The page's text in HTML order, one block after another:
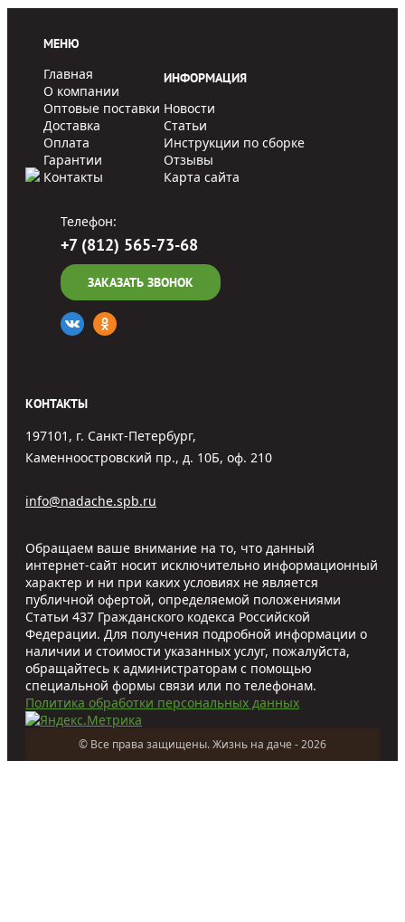
МЕНЮ
Главная
О компании
Оптовые поставки
Доставка
Оплата
Гарантии
Контакты
ИНФОРМАЦИЯ
Новости
Статьи
Инструкции по сборке
Отзывы
Карта сайта
Телефон:
+7 (812) 565-73-68
ЗАКАЗАТЬ ЗВОНОК
КОНТАКТЫ
197101, г. Санкт-Петербург,
Каменноостровский пр., д. 10Б, оф. 210
info@nadache.spb.ru
Обращаем ваше внимание на то, что данный
интернет-сайт носит исключительно информационный
характер и ни при каких условиях не является
публичной офертой, определяемой положениями
Статьи 437 Гражданского кодекса Российской
Федерации. Для получения подробной информации о
наличии и стоимости указанных услуг, пожалуйста,
обращайтесь к администраторам с помощью
специальной формы связи или по телефонам.
Политика обработки персональных данных
© Все права защищены. Жизнь на даче - 2026